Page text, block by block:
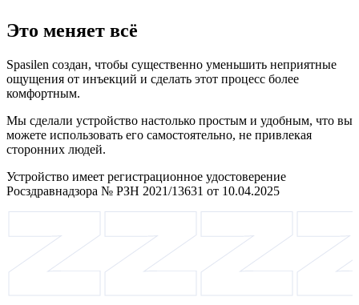
Это меняет всё
Spasilen создан, чтобы существенно уменьшить неприятные
ощущения от инъекций и сделать этот процесс более
комфортным.
Мы сделали устройство настолько простым и удобным, что вы
можете использовать его самостоятельно, не привлекая
сторонних людей.
Устройство имеет регистрационное удостоверение
Росздравнадзора № РЗН 2021/13631 от 10.04.2025